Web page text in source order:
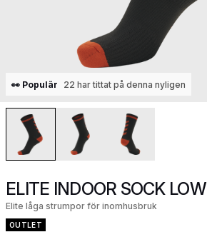
👀 Populär 22 har tittat på denna nyligen
ELITE INDOOR SOCK LOW
Elite låga strumpor för inomhusbruk
OUTLET